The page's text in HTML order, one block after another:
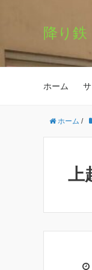
降り鉄
ホーム
ホーム /
上